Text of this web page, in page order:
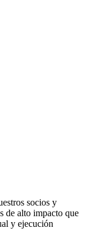
socios y
de alto impacto que
y ejecución